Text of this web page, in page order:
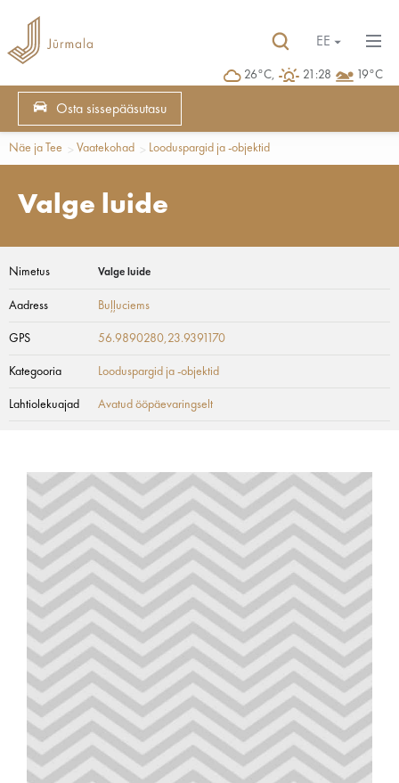
26°C, 21:28 19°C
EE
Osta sissepääsutasu
Näe ja Tee Vaatekohad Looduspargid ja -objektid
Valge luide
Nimetus Valge luide
Aadress Buļļuciems
GPS 56.9890280,23.9391170
Kategooria Looduspargid ja -objektid
Lahtiolekuajad Avatud ööpäevaringselt